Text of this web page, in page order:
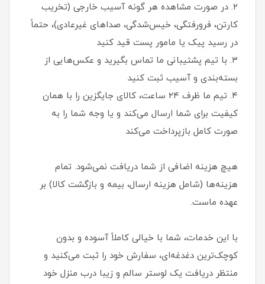
۲. در صورت مشاهده هر گونه آسیب خارجی (تخریب
کارتن، فرورفتگی، خیس‌شدگی، صداهای غیرعادی)، حتماً
در رسید پیک یا مامور پست قید کنید
۳. با تیم پشتیبانی ما تماس بگیرید و عکس‌هایی از
بسته‌بندی و آسیب ثبت کنید
۴. تیم ما ظرف ۲۴ ساعت، کالای جایگزین را با همان
کیفیت برای شما ارسال می‌کند و یا وجه شما را به
صورت کامل بازپرداخت می‌کند
هیچ هزینه اضافی از شما دریافت نمی‌شود. تمام
هزینه‌ها (شامل هزینه ارسال، بیمه و بازگشت کالا) بر
عهده ماست.
با این خدمات، شما با خیالی کاملاً آسوده و بدون
کوچک‌ترین دغدغه‌ای، سفارش خود را ثبت می‌کنید و
منتظر دریافت یک لوستر سالم و زیبا درب منزل خود